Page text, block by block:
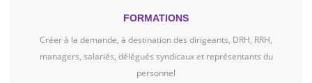
FORMATIONS
Créer à la demande, à destination des dirigeants, DRH, RRH,
managers, salariés, délégués syndicaux et représentants du
personnel